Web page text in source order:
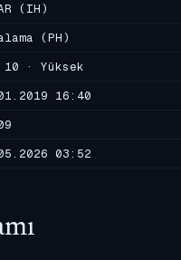
(IH)
(PH)
· Yüksek
16:40
03:52